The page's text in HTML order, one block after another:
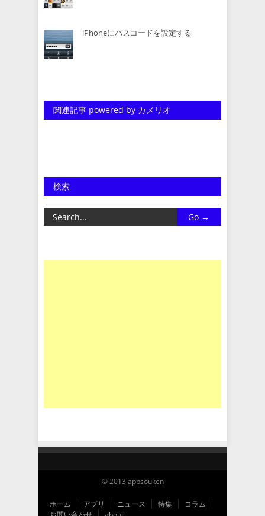
iPhoneにパスコードを設定する
関連記事 powered by カメリオ
検索
© 2013 appsouken
ホーム アプリ ニュース 特集
コラム